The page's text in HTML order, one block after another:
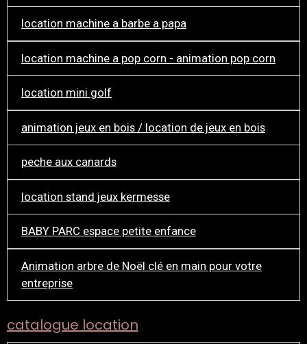
location machine a barbe a papa
location machine a pop corn - animation pop corn
location mini golf
animation jeux en bois / location de jeux en bois
peche aux canards
location stand jeux kermesse
BABY PARC espace petite enfance
Animation arbre de Noël clé en main pour votre
entreprise
catalogue location